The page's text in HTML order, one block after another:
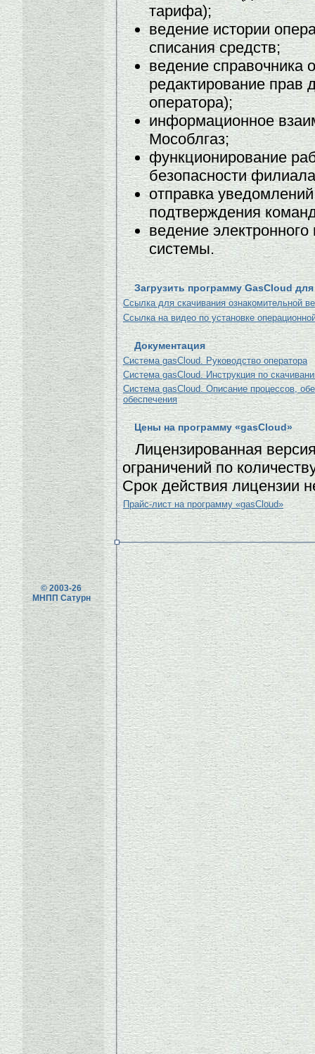
тарифа);
ведение истории
списания средств;
ведение справочника
редактирование прав
оператора);
информационное
Мособлгаз;
функционирование
безопасности
отправка
подтверждения
ведение
системы.
Загрузить программу GasCloud
Ссылка для скачивания ознакомительной
Ссылка на видео по установке
Документация
Система gasCloud. Руководство оператора
Система gasCloud. Инструкция по
Система gasCloud. Описание процессов,
обеспечения
Цены на программу «gasCloud»
Лицензированная
ограничений по
Срок действия лицензии
Прайс-лист на программу «gasCloud»
© 2003-26
МНПП Сатурн